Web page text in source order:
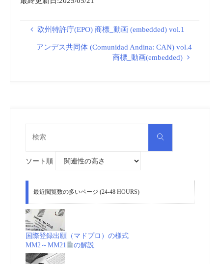
欧州特許庁(EPO) 商標_動画 (embedded) vol.1
アンデス共同体 (Comunidad Andina: CAN) vol.4
商標_動画(embedded)
検
ソート順
最近閲覧数の多いページ (24-48 HOURS)
国際登録出願（マドプロ）の様式
MM2～MM21
の解説